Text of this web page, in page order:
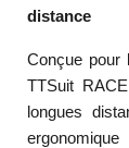
distance
Conçue pour
TTSuit
longues